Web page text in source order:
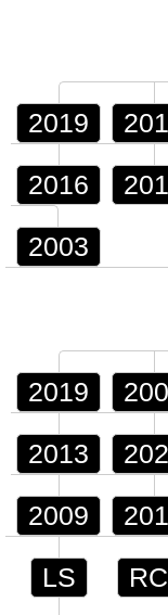
2019
2016
2003
2019
2013
2009
LS